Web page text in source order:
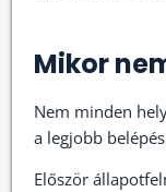
Mikor
Nem minden
a legjobb
Először